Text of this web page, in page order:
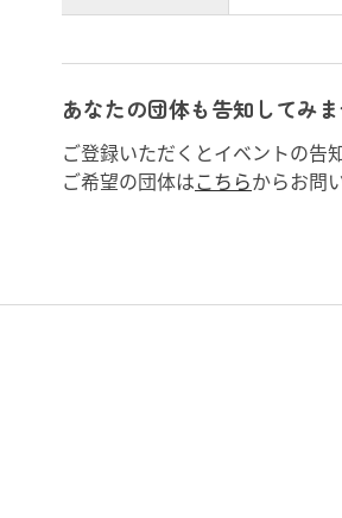
あなたの団体も告知してみ
ご登録いただくとイベントの告
ご希望の団体はこちらからお問